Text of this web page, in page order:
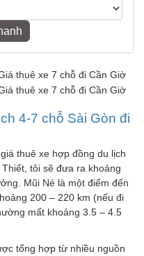
4-7 chỗ Sài Gòn đi
thuê xe hợp đồng du lịch
tôi sẽ đưa ra khoảng
Mũi Né là một điểm đến
200 – 220 km (nếu đi
mất khoảng 3.5 – 4.5
tổng hợp từ nhiều nguồn